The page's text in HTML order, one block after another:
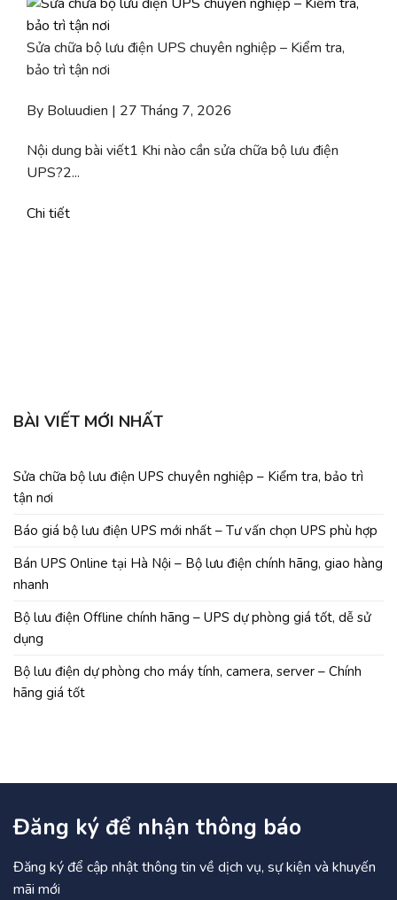
Sửa chữa bộ lưu điện UPS chuyên nghiệp – Kiểm tra,
bảo trì tận nơi
By Boluudien | 27 Tháng 7, 2026
Nội dung bài viết1 Khi nào cần sửa chữa bộ lưu điện
UPS?2...
Chi tiết
BÀI VIẾT MỚI NHẤT
Sửa chữa bộ lưu điện UPS chuyên nghiệp – Kiểm tra, bảo trì
tận nơi
Báo giá bộ lưu điện UPS mới nhất – Tư vấn chọn UPS phù hợp
Bán UPS Online tại Hà Nội – Bộ lưu điện chính hãng, giao hàng
nhanh
Bộ lưu điện Offline chính hãng – UPS dự phòng giá tốt, dễ sử
dụng
Bộ lưu điện dự phòng cho máy tính, camera, server – Chính
hãng giá tốt
Đăng ký để nhận thông báo
Đăng ký để cập nhật thông tin về dịch vụ, sự kiện và khuyến
mãi mới